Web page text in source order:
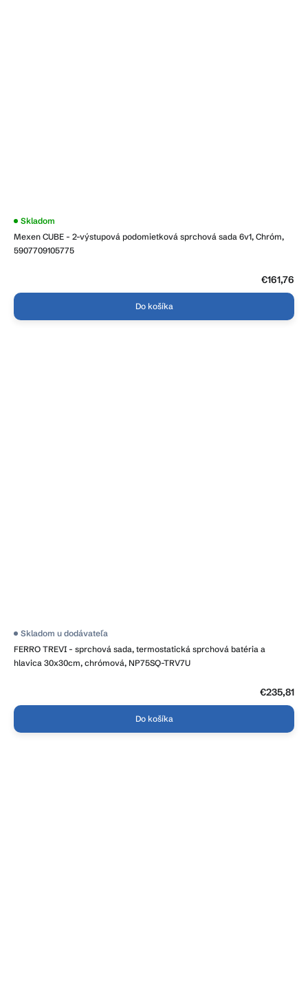
Mexen CUBE - 2-výstupová podomietková sprchová sada 6v1, Chróm,
5907709105775
Priemerné
produktu
je
Skladom
€161,76
Do košíka
FERRO TREVI - sprchová sada, termostatická sprchová batéria a
hlavica 30x30cm, chrómová, NP75SQ-TRV7U
Priemerné
produktu
je
Skladom u dodávateľa
€235,81
Do košíka